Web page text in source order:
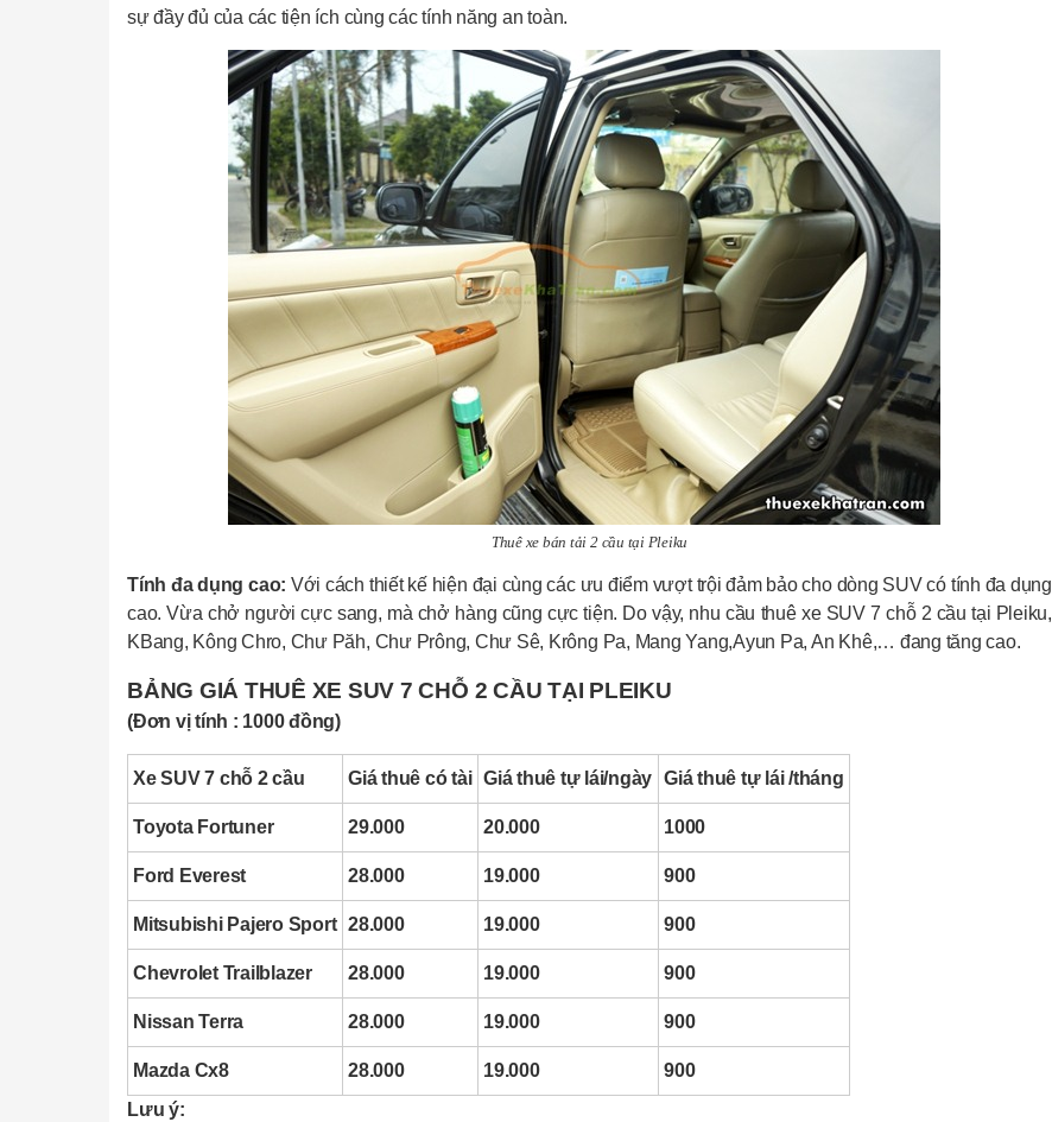
sự đầy đủ của các tiện ích cùng các tính năng an toàn.
Thuê xe bán tải 2 cầu tại Pleiku
Tính đa dụng cao: Với cách thiết kế hiện đại cùng các ưu điểm vượt trội đảm bảo cho dòng SUV có tính đa dụng
cao. Vừa chở người cực sang, mà chở hàng cũng cực tiện. Do vậy, nhu cầu thuê xe SUV 7 chỗ 2 cầu tại Pleiku,
KBang, Kông Chro, Chư Păh, Chư Prông, Chư Sê, Krông Pa, Mang Yang,Ayun Pa, An Khê,… đang tăng cao.
BẢNG GIÁ THUÊ XE SUV 7 CHỖ 2 CẦU TẠI PLEIKU
(Đơn vị tính : 1000 đồng)
Xe SUV 7 chỗ 2 cầu Giá thuê có tài Giá thuê tự lái/ngày Giá thuê tự lái /tháng
Toyota Fortuner 29.000 20.000 1000
Ford Everest 28.000 19.000 900
Mitsubishi Pajero Sport 28.000 19.000 900
Chevrolet Trailblazer 28.000 19.000 900
Nissan Terra 28.000 19.000 900
Mazda Cx8 28.000 19.000
900
Lưu ý: